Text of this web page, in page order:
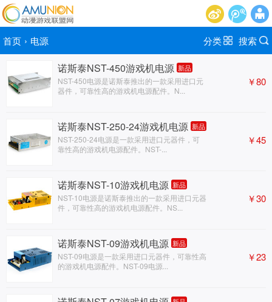
首页 › 电源 搜索
分类
诺斯泰NST-450游戏机电源 新品
NST-450电源是诺斯泰推出的一款采用进口元
器件，可靠性高的游戏机电源配件。N...
￥80
诺斯泰NST-250-24游戏机电源 新品
NST-250-24电源是一款采用进口元器件，可
靠性高的游戏机电源配件。NST-...
￥45
诺斯泰NST-10游戏机电源 新品
NST-10电源是诺斯泰推出的一款采用进口元器
件，可靠性高的游戏机电源配件。NS...
￥30
诺斯泰NST-09游戏机电源 新品
NST-09电源是一款采用进口元器件，可靠性高
的游戏机电源配件。NST-09电源...
￥23